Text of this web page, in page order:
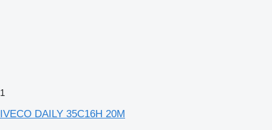
1
IVECO DAILY 35C16H 20M